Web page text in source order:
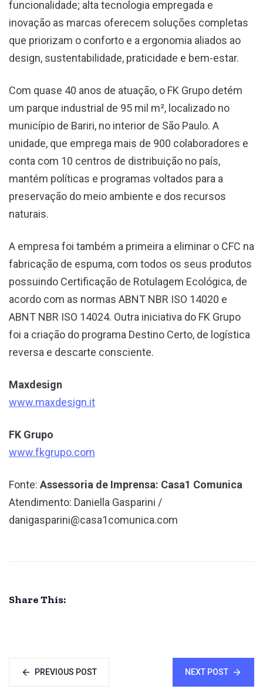
funcionalidade; alta tecnologia empregada e
inovação as marcas oferecem soluções completas
que priorizam o conforto e a ergonomia aliados ao
design, sustentabilidade, praticidade e bem-estar.
Com quase 40 anos de atuação, o FK Grupo detém
um parque industrial de 95 mil m², localizado no
município de Bariri, no interior de São Paulo. A
unidade, que emprega mais de 900 colaboradores e
conta com 10 centros de distribuição no país,
mantém políticas e programas voltados para a
preservação do meio ambiente e dos recursos
naturais.
A empresa foi também a primeira a eliminar o CFC na
fabricação de espuma, com todos os seus produtos
possuindo Certificação de Rotulagem Ecológica, de
acordo com as normas ABNT NBR ISO 14020 e
ABNT NBR ISO 14024. Outra iniciativa do FK Grupo
foi a criação do programa Destino Certo, de logística
reversa e descarte consciente.
Maxdesign
www.maxdesign.it
FK Grupo
www.fkgrupo.com
Fonte: Assessoria de Imprensa: Casa1 Comunica
Atendimento: Daniella Gasparini /
danigasparini@casa1comunica.com
Share This:
PREVIOUS POST NEXT POST